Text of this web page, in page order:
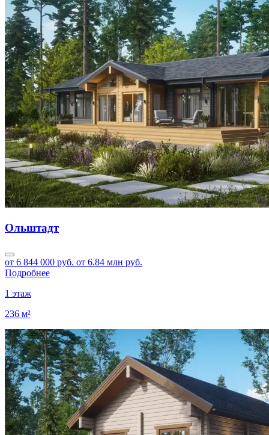
Ольштадт
от 6 844 000 руб. от 6.84 млн руб.
Подробнее
1 этаж
236 м²